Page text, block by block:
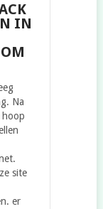
IN
Na
hoop
site
er